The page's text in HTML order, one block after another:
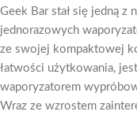
Geek Bar stał się jedną z
jednorazowych
ze swojej kompaktowej
łatwości użytkowania,
waporyzatorem
Wraz ze wzrostem